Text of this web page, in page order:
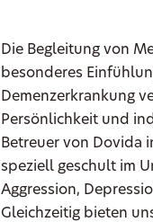
Die Begleitung von
besonderes
Demenzerkrankung
Persönlichkeit und
Betreuer von Dovida
speziell geschult im
Aggression,
Gleichzeitig bieten